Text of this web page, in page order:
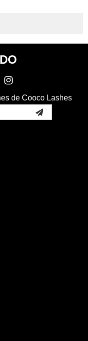
de Cooco Lashes